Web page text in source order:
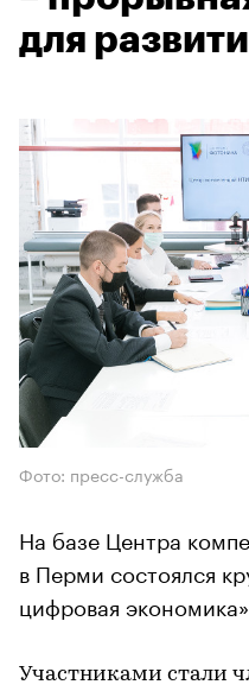
для
Фото: пресс-служба
На базе Центра
в Перми состоялся
цифровая экономика»
Участниками стали